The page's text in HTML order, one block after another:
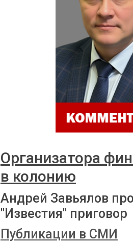
Организатора
в колонию
Андрей Завьялов
"Известия" приговор
Публикации в СМИ